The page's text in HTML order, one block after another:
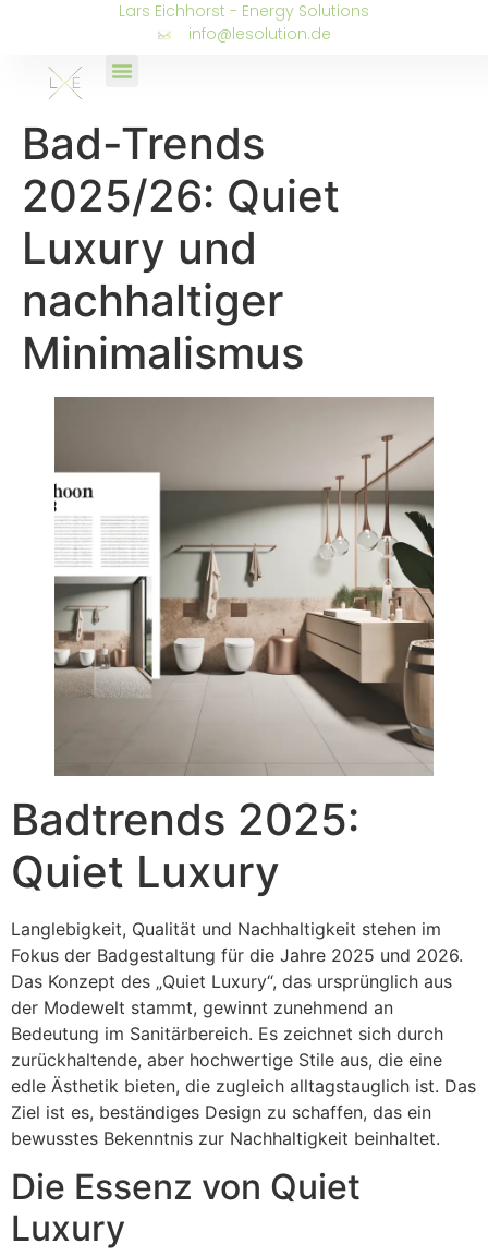
Lars Eichhorst - Energy Solutions
info@lesolution.de
Bad-Trends
2025/26: Quiet
Luxury und
nachhaltiger
Minimalismus
Badtrends 2025:
Quiet Luxury
Langlebigkeit, Qualität und Nachhaltigkeit stehen im
Fokus der Badgestaltung für die Jahre 2025 und 2026.
Das Konzept des „Quiet Luxury“, das ursprünglich aus
der Modewelt stammt, gewinnt zunehmend an
Bedeutung im Sanitärbereich. Es zeichnet sich durch
zurückhaltende, aber hochwertige Stile aus, die eine
edle Ästhetik bieten, die zugleich alltagstauglich ist. Das
Ziel ist es, beständiges Design zu schaffen, das ein
bewusstes Bekenntnis zur Nachhaltigkeit beinhaltet.
Die Essenz von Quiet
Luxury